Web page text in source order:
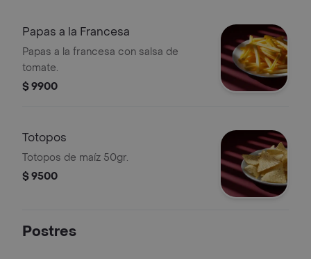
Papas a la Francesa
Papas a la francesa con salsa de
tomate.
$ 9900
Totopos
Totopos de maíz 50gr.
$ 9500
Postres